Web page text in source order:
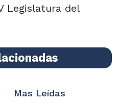
Legislatura del
Mas Leídas